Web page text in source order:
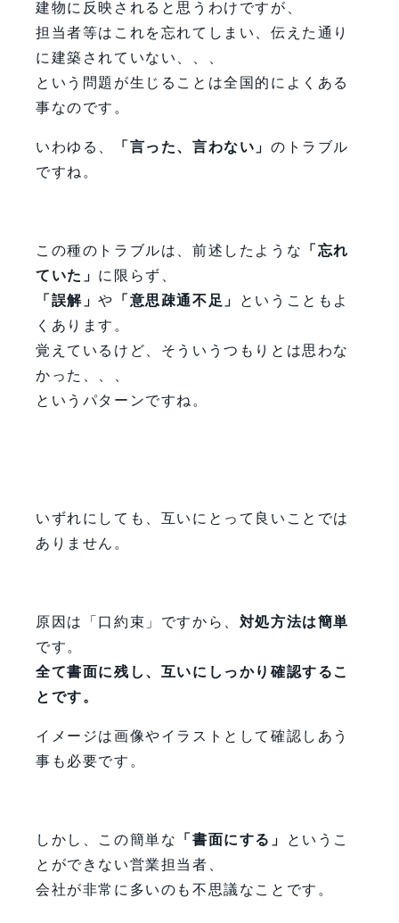
建物に反映されると思うわけですが、
担当者等はこれを忘れてしまい、伝えた通り
に建築されていない、、、
という問題が生じることは全国的によくある
事なのです。
いわゆる、 「言った、言わない」 のトラブル
ですね。
この種のトラブルは、前述したような
「忘れ
ていた」 に限らず、
「誤解」や 「意思疎通不足」
ということもよ
くあります。
覚えているけど、そういうつもりとは思わな
かった、、、
というパターンですね。
いずれにしても、互いにとって良いことでは
ありません。
原因は「口約束」ですから、 対処方法は簡単
です。
全て書面に残し、互いにしっかり確認するこ
とです。
イメージは画像やイラストとして確認しあう
事も必要です。
しかし、この簡単な 「書面にする」
というこ
とができない営業担当者、
会社が非常に多いのも不思議なことです。